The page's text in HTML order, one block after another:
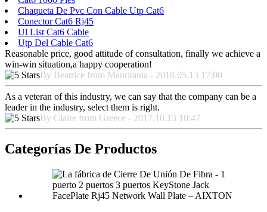
Chaqueta De Pvc Con Cable Utp Cat6
Conector Cat6 Rj45
Ul List Cat6 Cable
Utp Del Cable Cat6
Reasonable price, good attitude of consultation, finally we achieve a
win-win situation,a happy cooperation!
By Beatrice from Mauritania - 2018.05.13 17:00
As a veteran of this industry, we can say that the company can be a
leader in the industry, select them is right.
By Claire from Greece - 2017.10.13 10:47
Categorías De Productos